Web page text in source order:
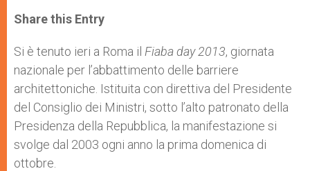
t
s
p
p
s
e
g
e
r
e
b
o
k
r
Share this Entry
Si è tenuto ieri a Roma il Fiaba day 2013, giornata
nazionale per l’abbattimento delle barriere
architettoniche. Istituita con direttiva del Presidente
del Consiglio dei Ministri, sotto l’alto patronato della
Presidenza della Repubblica, la manifestazione si
svolge dal 2003 ogni anno la prima domenica di
ottobre.